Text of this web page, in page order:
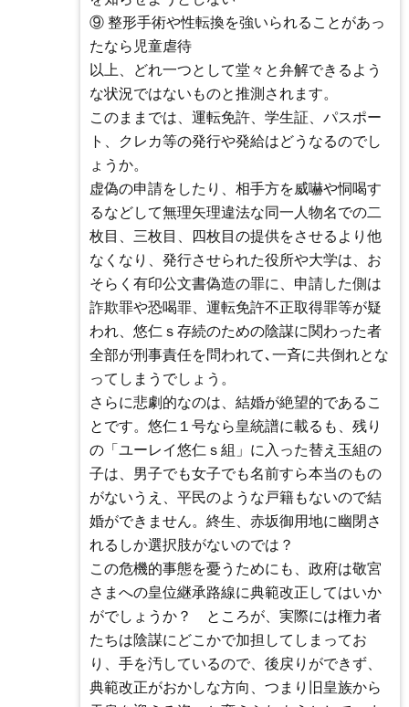
⑨ 整形手術や性転換を強いられることがあっ
たなら児童虐待
以上、どれ一つとして堂々と弁解できるよう
な状況ではないものと推測されます。
このままでは、運転免許、学生証、パスポー
ト、クレカ等の発行や発給はどうなるのでし
ょうか。
虚偽の申請をしたり、相手方を威嚇や恫喝す
るなどして無理矢理違法な同一人物名での二
枚目、三枚目、四枚目の提供をさせるより他
なくなり、発行させられた役所や大学は、お
そらく有印公文書偽造の罪に、申請した側は
詐欺罪や恐喝罪、運転免許不正取得罪等が疑
われ、悠仁ｓ存続のための陰謀に関わった者
全部が刑事責任を問われて､一斉に共倒れとな
ってしまうでしょう。
さらに悲劇的なのは、結婚が絶望的であるこ
とです。悠仁１号なら皇統譜に載るも、残り
の「ユーレイ悠仁ｓ組」に入った替え玉組の
子は、男子でも女子でも名前すら本当のもの
がないうえ、平民のような戸籍もないので結
婚ができません。終生、赤坂御用地に幽閉さ
れるしか選択肢がないのでは？
この危機的事態を憂うためにも、政府は敬宮
さまへの皇位継承路線に典範改正してはいか
がでしょうか？ ところが、実際には権力者
たちは陰謀にどこかで加担してしまってお
り、手を汚しているので、後戻りができず、
典範改正がおかしな方向、つまり旧皇族から